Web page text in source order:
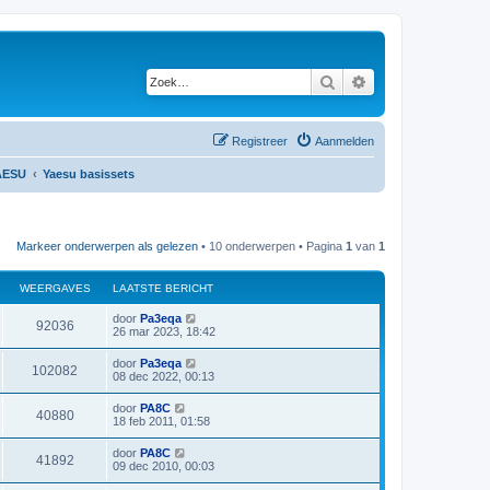
Zoek
Aanmelden
Registreer
Yaesu basissets
Markeer onderwerpen als gelezen • 10 onderwerpen • Pagina 1 van 1
WEERGAVES LAATSTE BERICHT
92036W
e
r
g
a
L
a
s
t
e
b
e
r
c
h
t
door Pa3eqa
26 mar 2023, 18:42
102082
e
g
L
a
s
t
e
b
e
r
door Pa3eqa
08 dec 2022, 00:13
40880W
e
L
a
s
t
e
door PA8C
18 feb 2011, 01:58
41892W
L
a
door PA8C
09 dec 2010, 00:03